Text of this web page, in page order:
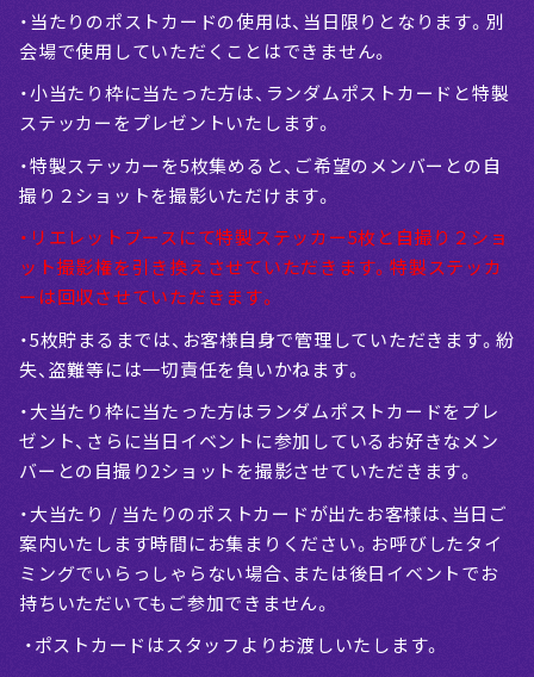
・当たりのポストカードの使用は、当日限りとなります。別
会場で使用していただくことはできません。
・小当たり枠に当たった方は、ランダムポストカードと特製
ステッカーをプレゼントいたします。
・特製ステッカーを5枚集めると、ご希望のメンバーとの自
撮り２ショットを撮影いただけます。
・リエレットブースにて特製ステッカー5枚と自撮り２ショ
ット撮影権を引き換えさせていただきます。特製ステッカ
ーは回収させていただきます。
・5枚貯まるまでは、お客様自身で管理していただきます。紛
失、盗難等には一切責任を負いかねます。
・大当たり枠に当たった方はランダムポストカードをプレ
ゼント、さらに当日イベントに参加しているお好きなメン
バーとの自撮り2ショットを撮影させていただきます。
・大当たり / 当たりのポストカードが出たお客様は、当日ご
案内いたします時間にお集まりください。お呼びしたタイ
ミングでいらっしゃらない場合、または後日イベントでお
持ちいただいてもご参加できません。
・ポストカードはスタッフよりお渡しいたします。